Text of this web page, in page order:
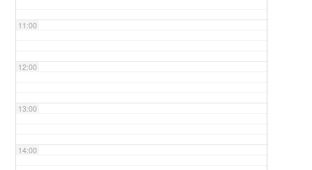
11:00
12:00
13:00
14:00